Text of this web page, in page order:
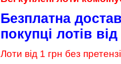
Безплатна
покупці лотів
Лоти від 1 грн без